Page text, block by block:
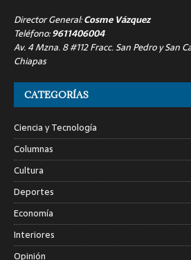
Director General:Cosme Vázquez
Teléfono:9611406004
Av. 4 Mzna. 8 #112 Fracc. San Pedro y San
Chiapas
CATEGORÍAS
Ciencia y Tecnología
Columnas
Cultura
Deportes
Economía
Interiores
Opinión